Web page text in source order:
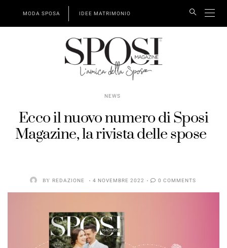
MODA SPOSA IDEE MATRIMONIO
NEWS
Ecco il nuovo numero di Sposi
Magazine, la rivista delle spose
BY REDAZIONE 4 NOVEMBRE 2022 0 COMMENTS